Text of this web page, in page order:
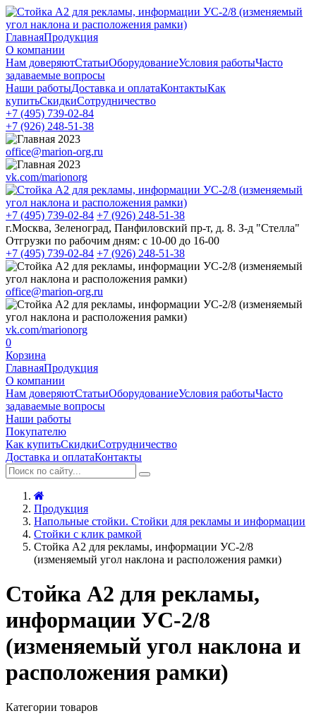
ГлавнаяПродукция
О компании
Нам доверяютСтатьиОборудованиеУсловия работыЧасто
задаваемые вопросы
Наши работыДоставка и оплатаКонтактыКак
купитьСкидкиСотрудничество
+7 (495) 739-02-84
+7 (926) 248-51-38
office@marion-org.ru
vk.com/marionorg
+7 (495) 739-02-84 +7 (926) 248-51-38
г.Москва, Зеленоград, Панфиловский пр-т, д. 8. З-д "Стелла"
Отгрузки по рабочим дням: с 10-00 до 16-00
+7 (495) 739-02-84 +7 (926) 248-51-38
office@marion-org.ru
vk.com/marionorg
0
Корзина
ГлавнаяПродукция
О компании
Нам доверяютСтатьиОборудованиеУсловия работыЧасто
задаваемые вопросы
Наши работы
Покупателю
Как купитьСкидкиСотрудничество
Доставка и оплатаКонтакты
Продукция
Напольные стойки. Стойки для рекламы и информации
Стойки с клик рамкой
Стойка А2 для рекламы, информации УС-2/8
(изменяемый угол наклона и расположения рамки)
Стойка А2 для рекламы,
информации УС-2/8
(изменяемый угол наклона и
расположения рамки)
Категории товаров